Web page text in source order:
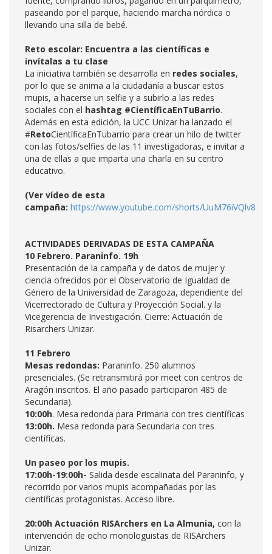
paseando por el parque, haciendo marcha nórdica o
llevando una silla de bebé.
Reto escolar: Encuentra a las científicas e
invítalas a tu clase
La iniciativa también se desarrolla en redes sociales,
por lo que se anima a la ciudadanía a buscar estos
mupis, a hacerse un selfie y a subirlo a las redes
sociales con el hashtag #CientíficaEnTuBarrio.
Además en esta edición, la UCC Unizar ha lanzado el
#RetoCientíficaEnTubarrio para crear un hilo de twitter
con las fotos/selfies de las 11 investigadoras, e invitar a
una de ellas a que imparta una charla en su centro
educativo.
(Ver vídeo de esta
campaña: https://www.youtube.com/shorts/UuM76iVQlv8
ACTIVIDADES DERIVADAS DE ESTA CAMPAÑA
10 Febrero. Paraninfo. 19h
Presentación de la campaña y de datos de mujer y
ciencia ofrecidos por el Observatorio de Igualdad de
Género de la Universidad de Zaragoza, dependiente del
Vicerrectorado de Cultura y Proyección Social. y la
Vicegerencia de Investigación. Cierre: Actuación de
Risarchers Unizar.
11 Febrero
Mesas redondas: Paraninfo. 250 alumnos
presenciales. (Se retransmitirá por meet con centros de
Aragón inscritos. El año pasado participaron 485 de
Secundaria).
10:00h. Mesa redonda para Primaria con tres científicas
13:00h. Mesa redonda para Secundaria con tres
científicas.
Un paseo por los mupis.
17:00h-19:00h- Salida desde escalinata del Paraninfo, y
recorrido por varios mupis acompañadas por las
científicas protagonistas. Acceso libre.
20:00h Actuación RISArchers en La Almunia, con la
intervención de ocho monologuistas de RISArchers
Unizar.